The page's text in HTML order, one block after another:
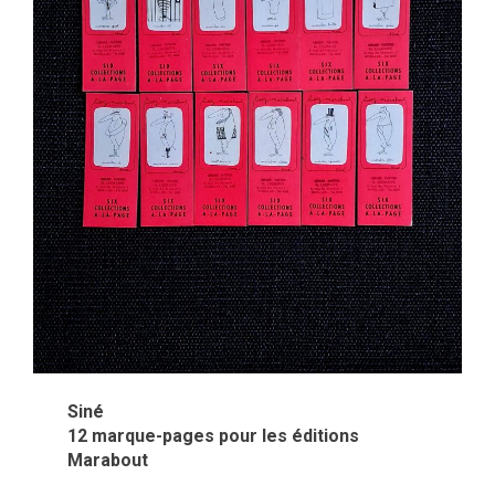
Siné
12 marque-pages pour les éditions
Marabout